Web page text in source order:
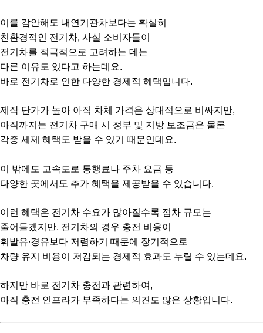
이를 감안해도 내연기관차보다는 확실히
친환경적인 전기차, 사실 소비자들이
전기차를 적극적으로 고려하는 데는
다른 이유도 있다고 하는데요.
바로 전기차로 인한 다양한 경제적 혜택입니다.
제작 단가가 높아 아직 차체 가격은 상대적으로 비싸지만,
아직까지는 전기차 구매 시 정부 및 지방 보조금은 물론
각종 세제 혜택도 받을 수 있기 때문인데요.
이 밖에도 고속도로 통행료나 주차 요금 등
다양한 곳에서도 추가 혜택을 제공받을 수 있습니다.
이런 혜택은 전기차 수요가 많아질수록 점차 규모는
줄어들겠지만, 전기차의 경우 충전 비용이
휘발유∙경유보다 저렴하기 때문에 장기적으로
차량 유지 비용이 저감되는 경제적 효과도 누릴 수 있는데요.
하지만 바로 전기차 충전과 관련하여,
아직 충전 인프라가 부족하다는 의견도 많은 상황입니다.